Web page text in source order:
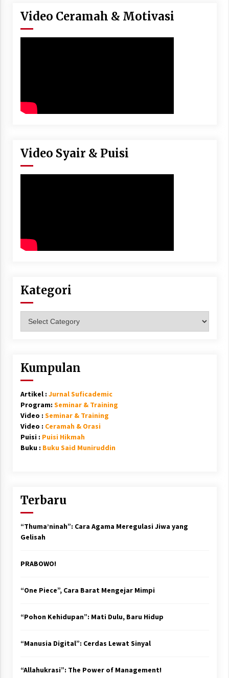
Video Ceramah & Motivasi
Video Syair & Puisi
Kategori
Kumpulan
Artikel : Jurnal Suficademic
Program: Seminar & Training
Video : Seminar & Training
Video : Ceramah & Orasi
Puisi : Puisi Hikmah
Buku : Buku Said Muniruddin
Terbaru
“Thuma’ninah”: Cara Agama Meregulasi Jiwa yang
Gelisah
PRABOWO!
“One Piece”, Cara Barat Mengejar Mimpi
“Pohon Kehidupan”: Mati Dulu, Baru Hidup
“Manusia Digital”: Cerdas Lewat Sinyal
“Allahukrasi”: The Power of Management!